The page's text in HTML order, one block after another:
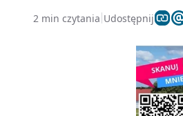
2 min czytania Udostępnij